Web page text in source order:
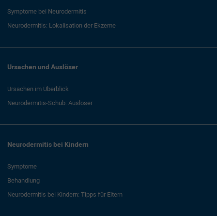
Symptome bei Neurodermitis
Neurodermitis: Lokalisation der Ekzeme
Ursachen und Auslöser
Ursachen im Überblick
Neurodermitis-Schub: Auslöser
Neurodermitis bei Kindern
Symptome
Behandlung
Neurodermitis bei Kindern: Tipps für Eltern